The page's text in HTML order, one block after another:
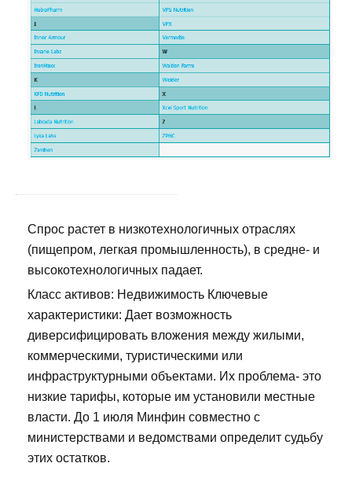
Спрос растет в низкотехнологичных отраслях
(пищепром, легкая промышленность), в средне- и
высокотехнологичных падает.
Класс активов: Недвижимость Ключевые
характеристики: Дает возможность
диверсифицировать вложения между жилыми,
коммерческими, туристическими или
инфраструктурными объектами. Их проблема- это
низкие тарифы, которые им установили местные
власти. До 1 июля Минфин совместно с
министерствами и ведомствами определит судьбу
этих остатков.